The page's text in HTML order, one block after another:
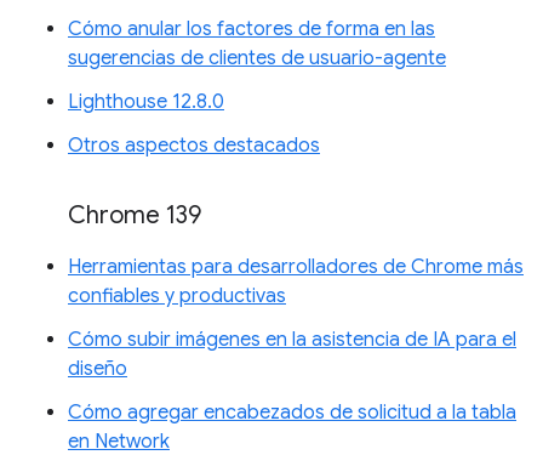
Cómo anular los factores de forma en las
sugerencias de clientes de usuario-agente
Lighthouse 12.8.0
Otros aspectos destacados
Chrome 139
Herramientas para desarrolladores de Chrome más
confiables y productivas
Cómo subir imágenes en la asistencia de IA para el
diseño
Cómo agregar encabezados de solicitud a la tabla
en Network